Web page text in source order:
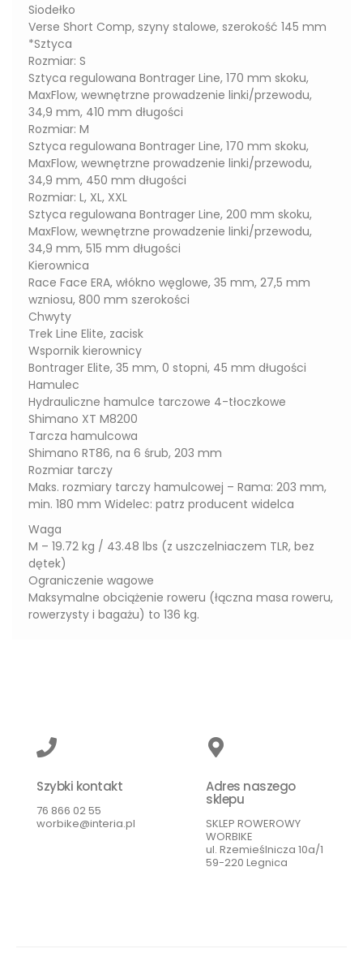
Siodełko
Verse Short Comp, szyny stalowe, szerokość 145 mm
*Sztyca
Rozmiar: S
Sztyca regulowana Bontrager Line, 170 mm skoku,
MaxFlow, wewnętrzne prowadzenie linki/przewodu,
34,9 mm, 410 mm długości
Rozmiar: M
Sztyca regulowana Bontrager Line, 170 mm skoku,
MaxFlow, wewnętrzne prowadzenie linki/przewodu,
34,9 mm, 450 mm długości
Rozmiar: L, XL, XXL
Sztyca regulowana Bontrager Line, 200 mm skoku,
MaxFlow, wewnętrzne prowadzenie linki/przewodu,
34,9 mm, 515 mm długości
Kierownica
Race Face ERA, włókno węglowe, 35 mm, 27,5 mm
wzniosu, 800 mm szerokości
Chwyty
Trek Line Elite, zacisk
Wspornik kierownicy
Bontrager Elite, 35 mm, 0 stopni, 45 mm długości
Hamulec
Hydrauliczne hamulce tarczowe 4-tłoczkowe
Shimano XT M8200
Tarcza hamulcowa
Shimano RT86, na 6 śrub, 203 mm
Rozmiar tarczy
Maks. rozmiary tarczy hamulcowej – Rama: 203 mm,
min. 180 mm Widelec: patrz producent widelca
Waga
M – 19.72 kg / 43.48 lbs (z uszczelniaczem TLR, bez
dętek)
Ograniczenie wagowe
Maksymalne obciążenie roweru (łączna masa roweru,
rowerzysty i bagażu) to 136 kg.
Szybki kontakt
76 866 02 55
worbike@interia.pl
Adres naszego
sklepu
SKLEP ROWEROWY
WORBIKE
ul. Rzemieślnicza 10a/1
59-220 Legnica